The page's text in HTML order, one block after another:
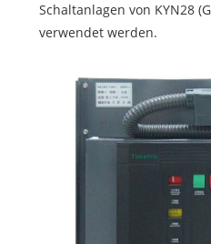
Schaltanlagen von KYN28
verwendet werden.